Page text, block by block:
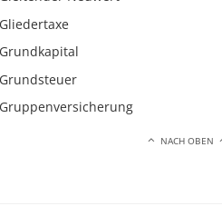
Gliedertaxe
Grundkapital
Grundsteuer
Gruppenversicherung
NACH OBEN